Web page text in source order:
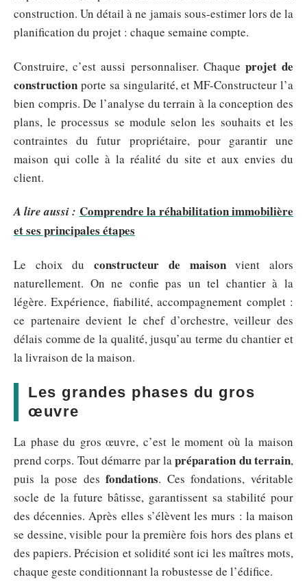
construction. Un détail à ne jamais sous-estimer lors de la
planification du projet : chaque semaine compte.
Construire, c’est aussi personnaliser. Chaque projet de
construction porte sa singularité, et MF-Constructeur l’a
bien compris. De l’analyse du terrain à la conception des
plans, le processus se module selon les souhaits et les
contraintes du futur propriétaire, pour garantir une
maison qui colle à la réalité du site et aux envies du
client.
A lire aussi : Comprendre la réhabilitation immobilière
et ses principales étapes
Le choix duconstructeur de maisonvient alors
naturellement. On ne confie pas un tel chantier à la
légère. Expérience, fiabilité, accompagnement complet :
ce partenaire devient le chef d’orchestre, veilleur des
délais comme de la qualité, jusqu’au terme du chantier et
la livraison de la maison.
Les grandes phases du gros
œuvre
La phase du gros œuvre, c’est le moment où la maison
prend corps. Tout démarre par lapréparation du terrain,
puis la pose desfondations. Ces fondations, véritable
socle de la future bâtisse, garantissent sa stabilité pour
des décennies. Après elles s’élèvent les murs : la maison
se dessine, visible pour la première fois hors des plans et
des papiers. Précision et solidité sont ici les maîtres mots,
chaque geste conditionnant la robustesse de l’édifice.